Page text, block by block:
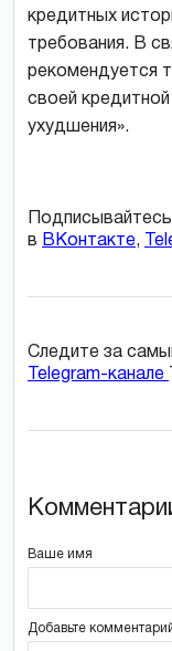
кредитных
требования. В
рекомендуется
своей
ухудшения».
в ВКонтакте,
Следите за
Telegram-канале
Ваше имя
Добавьте